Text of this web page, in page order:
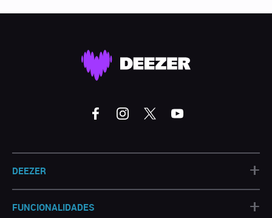
DEEZER +
FUNCIONALIDADES +